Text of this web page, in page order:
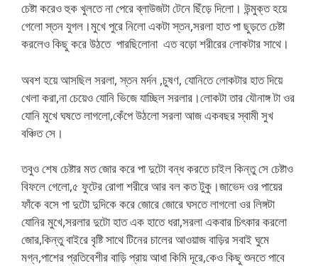
চেষ্টা করেও হুক খুলতে না পেরে ব্লাউজটা টেনে ছিঁড়ে দিলো। উন্মুক্ত হয়ে
গেলো স্তন যুগল।মুখে পুরে নিলো একটা স্তন,সরলা হাত পা ছুড়তে চেষ্টা
করলেও কিছু করে উঠতে পারছিলোনা এত বড়ো শরীরের লোকটার সাথে।
অবশ হয়ে আসছিল সরলা, স্তন মর্দন ,চুষণ, যোনিতে লোকটার হাত দিয়ে
খেলা করা,না চেয়েও যোনি ভিজে যাচ্ছিল সরলার।লোকটা তার যৌনাঙ্গ টা ওর
যোনি মুখে ঘষতে লাগলো,কেঁপে উঠলো সরলা আজ একবছর স্বামী সুখ
বঞ্চিত সে।
তবুও শেষ চেষ্টার মত জোর করে পা দুটো বন্ধ করতে চাইল কিন্তু সে চেষ্টাও
বিফলে গেলো,৫ ফুটের রোগা শরীরে আর বল কত টুকু।জাভেদ ওর পায়ের
ফাঁকে বসে পা দুটো দুদিকে করে জোরে জোরে ঘসতে লাগলো ওর লিঙ্গটা
যোনির মুখে,সরলার দুটো হাত এক হাতে ধরা,সরলা একবার চিৎকার করলো
জোর,কিন্তু বাইরে বৃষ্টি সাথে টিনের চালের আওয়াজ বাড়ির সবাই ঘুমে
মগ্ন,পাশের প্রতিবেশীর বাড়ি প্রায় আধা কিমি দূরে,কেও কিছু শুনতে পাবে